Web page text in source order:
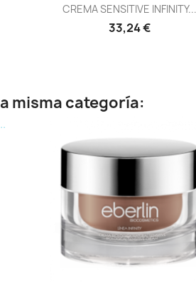
Vista rápida
CREMA SENSITIVE INFINITY...
33,24 €
misma categoría: